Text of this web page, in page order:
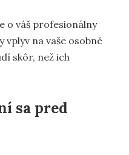
o váš profesionálny
na vaše osobné
skôr, než ich
sa pred